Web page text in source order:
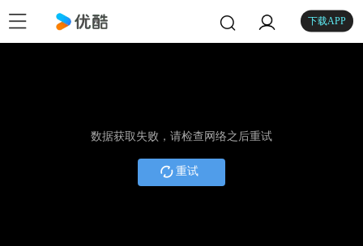
下载APP
数据获取失败，请检查网络之后重试
重试